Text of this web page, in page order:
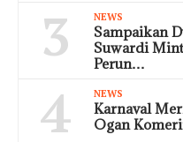
3 NEWS
Sampaikan
Suwardi
Perun…
4 NEWS
Karnaval
Ogan